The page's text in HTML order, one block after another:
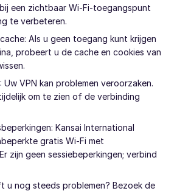
een zichtbaar Wi-Fi-toegangspunt
te verbeteren.
Als u geen toegang kunt krijgen
probeert u de cache en cookies van
Uw VPN kan problemen veroorzaken.
om te zien of de verbinding
Kansai International
gratis Wi-Fi met
zijn geen sessiebeperkingen; verbind
u nog steeds problemen? Bezoek de